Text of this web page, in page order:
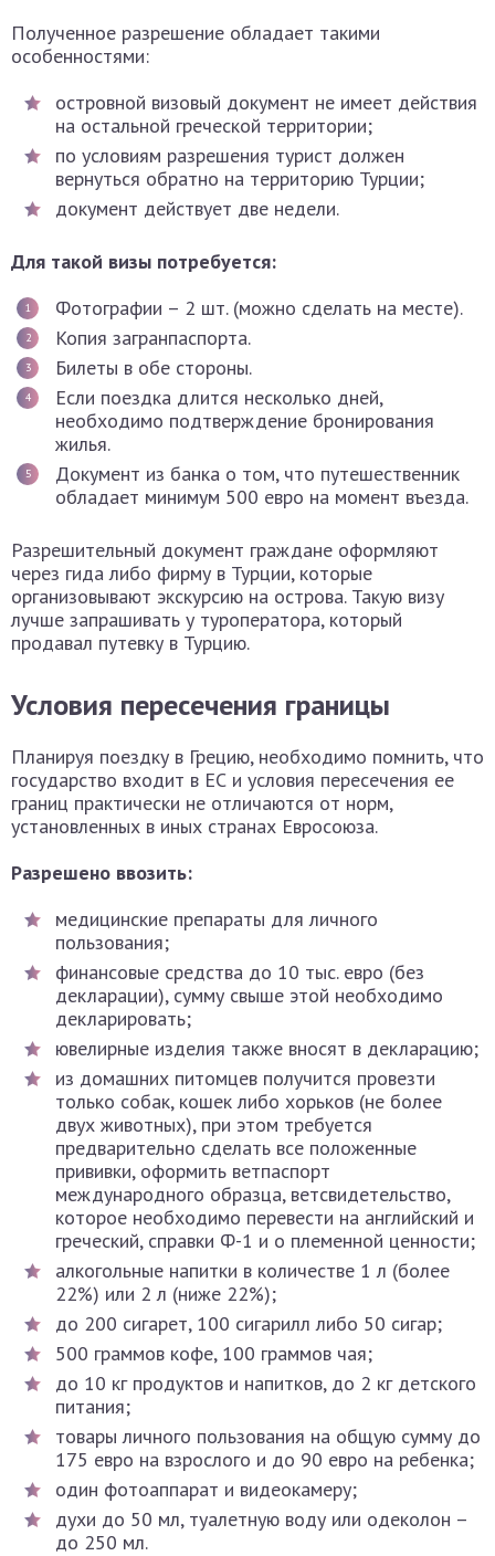
Полученное разрешение обладает такими
особенностями:
островной визовый документ не имеет действия
на остальной греческой территории;
по условиям разрешения турист должен
вернуться обратно на территорию Турции;
документ действует две недели.
Для такой визы потребуется:
Фотографии – 2 шт. (можно сделать на месте).
Копия загранпаспорта.
Билеты в обе стороны.
Если поездка длится несколько дней,
необходимо подтверждение бронирования
жилья.
Документ из банка о том, что путешественник
обладает минимум 500 евро на момент въезда.
Разрешительный документ граждане оформляют
через гида либо фирму в Турции, которые
организовывают экскурсию на острова. Такую визу
лучше запрашивать у туроператора, который
продавал путевку в Турцию.
Условия пересечения границы
Планируя поездку в Грецию, необходимо помнить, что
государство входит в ЕС и условия пересечения ее
границ практически не отличаются от норм,
установленных в иных странах Евросоюза.
Разрешено ввозить:
медицинские препараты для личного
пользования;
финансовые средства до 10 тыс. евро (без
декларации), сумму свыше этой необходимо
декларировать;
ювелирные изделия также вносят в декларацию;
из домашних питомцев получится провезти
только собак, кошек либо хорьков (не более
двух животных), при этом требуется
предварительно сделать все положенные
прививки, оформить ветпаспорт
международного образца, ветсвидетельство,
которое необходимо перевести на английский и
греческий, справки Ф-1 и о племенной ценности;
алкогольные напитки в количестве 1 л (более
22%) или 2 л (ниже 22%);
до 200 сигарет, 100 сигарилл либо 50 сигар;
500 граммов кофе, 100 граммов чая;
до 10 кг продуктов и напитков, до 2 кг детского
питания;
товары личного пользования на общую сумму до
175 евро на взрослого и до 90 евро на ребенка;
один фотоаппарат и видеокамеру;
духи до 50 мл, туалетную воду или одеколон –
до 250 мл.